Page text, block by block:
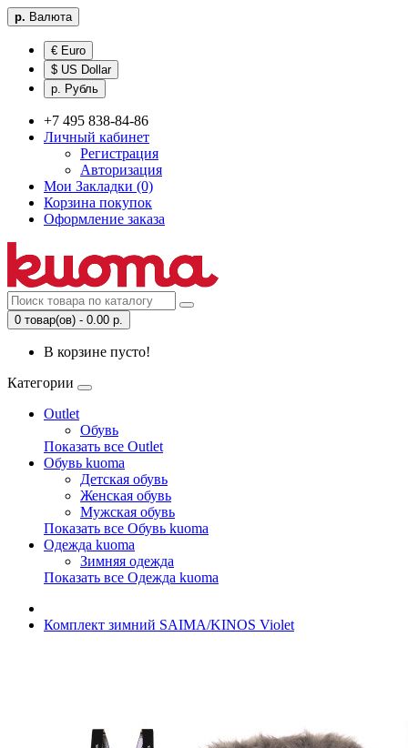
р. Валюта
€ Euro
$ US Dollar
р. Рубль
+7 495 838-84-86
Личный кабинет
Регистрация
Авторизация
Мои Закладки (0)
Корзина покупок
Оформление заказа
0 товар(ов) - 0.00 р.
В корзине пусто!
Категории
Outlet
Обувь
Показать все Outlet
Обувь kuoma
Детская обувь
Женская обувь
Мужская обувь
Показать все Обувь kuoma
Одежда kuoma
Зимняя одежда
Показать все Одежда kuoma
Комплект зимний SAIMA/KINOS Violet